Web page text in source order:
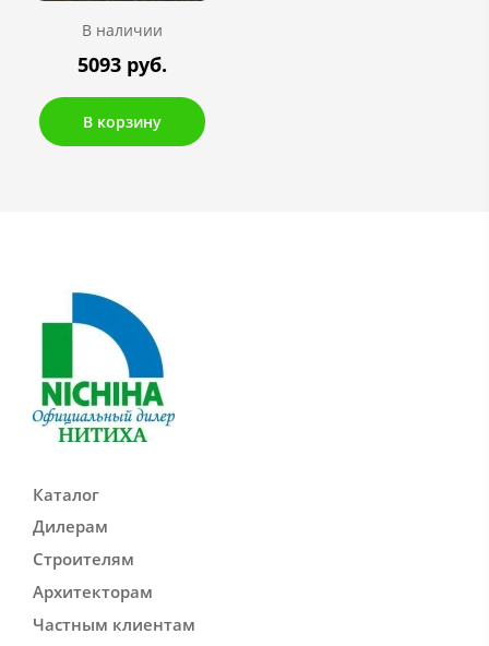
В наличии
5093 руб.
В корзину
Каталог
Дилерам
Строителям
Архитекторам
Частным клиентам